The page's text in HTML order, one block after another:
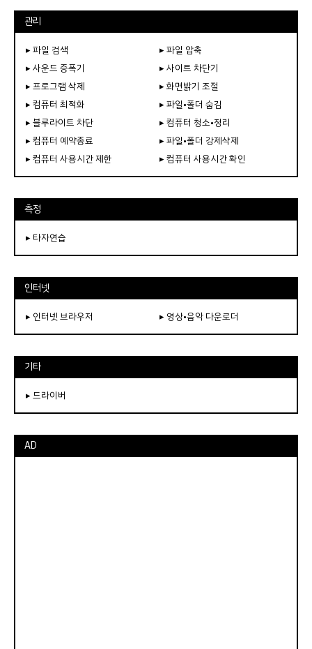
관리
▸ 파일 검색
▸ 파일 압축
▸ 사운드 증폭기
▸ 사이트 차단기
▸ 프로그램 삭제
▸ 화면밝기 조절
▸ 컴퓨터 최적화
▸ 파일•폴더 숨김
▸ 블루라이트 차단
▸ 컴퓨터 청소•정리
▸ 컴퓨터 예약종료
▸ 파일•폴더 강제삭제
▸ 컴퓨터 사용시간 제한
▸ 컴퓨터 사용시간 확인
측정
▸ 타자연습
인터넷
▸ 인터넷 브라우저 ▸ 영상•음악 다운로더
기타
▸ 드라이버
AD